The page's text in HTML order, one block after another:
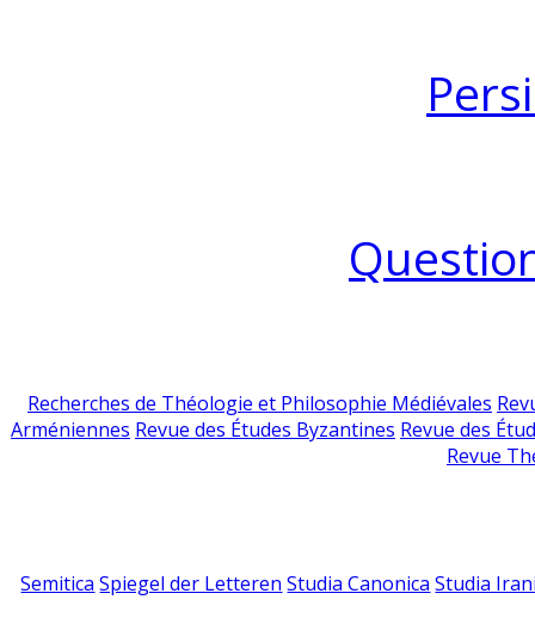
Recherches de Théologie et Philosophie Médiévales
Arméniennes Revue des Études Byzantines Revue des
Revue
Semitica Spiegel der Letteren Studia Canonica Studia